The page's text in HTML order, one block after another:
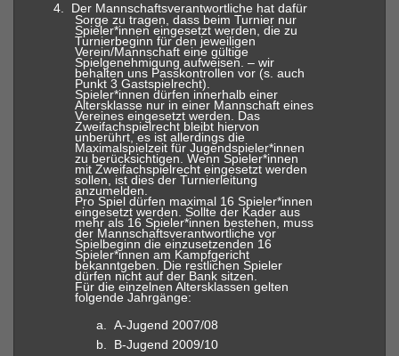
4.
Der Mannschaftsverantwortliche hat dafür
Sorge zu tragen, dass beim Turnier nur
Spieler*innen eingesetzt werden, die zu
Turnierbeginn für den jeweiligen
Verein/Mannschaft eine gültige
Spielgenehmigung aufweisen. – wir
behalten uns Passkontrollen vor (s. auch
Punkt 3 Gastspielrecht).
Spieler*innen dürfen innerhalb einer
Altersklasse nur in einer Mannschaft eines
Vereines eingesetzt werden. Das
Zweifachspielrecht bleibt hiervon
unberührt, es ist allerdings die
Maximalspielzeit für Jugendspieler*innen
zu berücksichtigen. Wenn Spieler*innen
mit Zweifachspielrecht eingesetzt werden
sollen, ist dies der Turnierleitung
anzumelden.
Pro Spiel dürfen maximal 16 Spieler*innen
eingesetzt werden. Sollte der Kader aus
mehr als 16 Spieler*innen bestehen, muss
der Mannschaftsverantwortliche vor
Spielbeginn die einzusetzenden 16
Spieler*innen am Kampfgericht
bekanntgeben. Die restlichen Spieler
dürfen nicht auf der Bank sitzen.
Für die einzelnen Altersklassen gelten
folgende Jahrgänge:
a.
A-Jugend 2007/08
b.
B-Jugend 2009/10